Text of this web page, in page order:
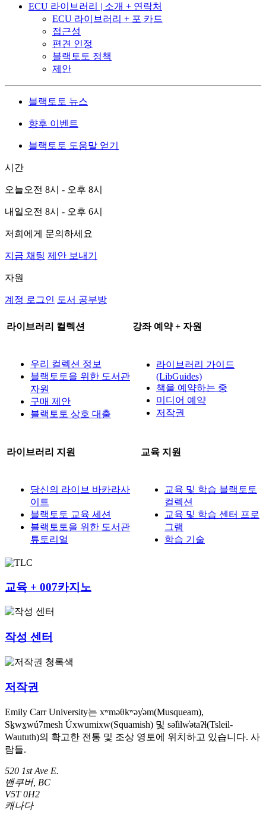
ECU 라이브러리 | 소개 + 연락처
ECU 라이브러리 + 포 카드
접근성
편견 인정
블랙토토 정책
제안
블랙토토 뉴스
향후 이벤트
블랙토토 도움말 얻기
시간
오늘오전 8시 - 오후 8시
내일 오전 8시 - 오후 6시
저희에게 문의하세요
지금 채팅 제안 보내기
자원
계정 로그인 도서 공부방
라이브러리 컬렉션 강좌 예약 + 자원
우리 컬렉션 정보
블랙토토을 위한 도서관
자원
구매 제안
블랙토토 상호 대출
라이브러리 가이드
(LibGuides)
책을 예약하는 중
미디어 예약
저작권
라이브러리 지원 교육 지원
당신의 라이브 바카라사
이트
블랙토토 교육 세션
블랙토토을 위한 도서관
튜토리얼
교육 및 학습 블랙토토
컬렉션
교육 및 학습 센터 프로
그램
학습 기술
교육 + 007카지노
작성 센터
저작권
Emily Carr University는 xʷməθkʷəy̓əm(Musqueam),
Sḵwx̱wú7mesh Úxwumixw(Squamish) 및 səl̓ilw̓ətaʔɬ(Tsleil-
Waututh)의 확고한 전통 및 조상 영토에 위치하고 있습니다. 사
람들.
520 1st Ave E.
밴쿠버, BC
V5T 0H2
캐나다